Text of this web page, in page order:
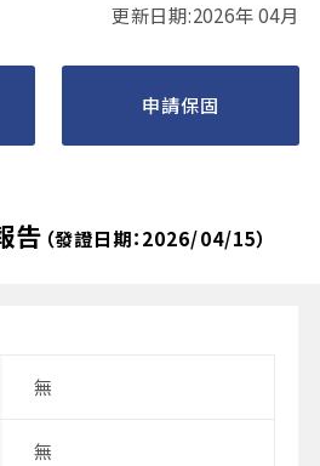
更新日期:2026年 04月
申請保固
告 （發證日期：2026/04/15）
無
無